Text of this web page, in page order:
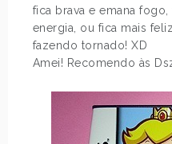
fica brava e emana
energia, ou fica mais
fazendo tornado! XD
Amei! Recomendo às